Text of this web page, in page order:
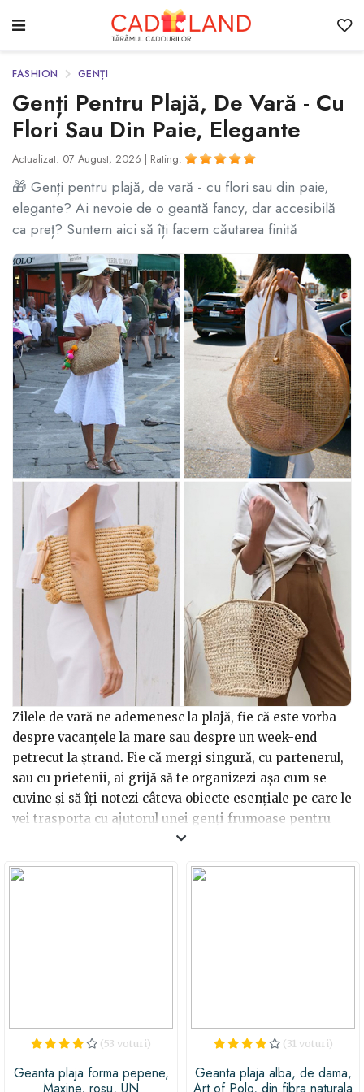
FASHION GENȚI
Genți Pentru Plajă, De Vară - Cu
Flori Sau Din Paie, Elegante
Actualizat: 07 August, 2026 | Rating:
🎁 Genți pentru plajă, de vară - cu flori sau din paie,
elegante? Ai nevoie de o geantă fancy, dar accesibilă
ca preț? Suntem aici să îți facem căutarea finită
Zilele de vară ne ademenesc la plajă, fie că este vorba
despre vacanțele la mare sau despre un week-end
petrecut la ștrand. Fie că mergi singură, cu partenerul,
sau cu prietenii, ai grijă să te organizezi așa cum se
cuvine și să îți notezi câteva obiecte esențiale pe care le
vei trasporta cu ajutorul unei genți frumoase pentru
Nu știi ce model să alegi? Iată cele mai frumoase
cald și anul acesta pentru crearea ținutelor de zi.
dorești o geantă care se depozitează mai ușor, de
(53 voturi)
Geanta plaja forma pepene,
(31 voturi)
Geanta plaja alba, de dama,